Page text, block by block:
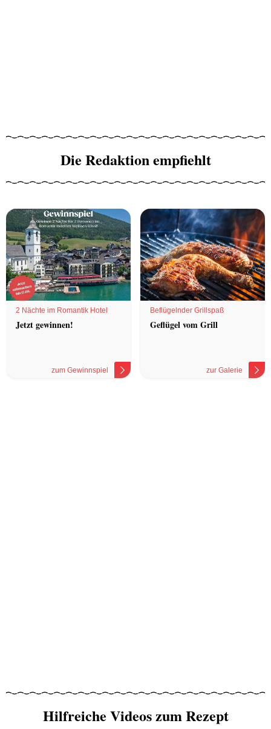
Die Redaktion empfiehlt
2 Nächte im Romantik Hotel
Jetzt gewinnen!
zum Gewinnspiel
Beflügelnder Grillspaß
Geflügel vom Grill
zur Galerie
Hilfreiche Videos zum Rezept